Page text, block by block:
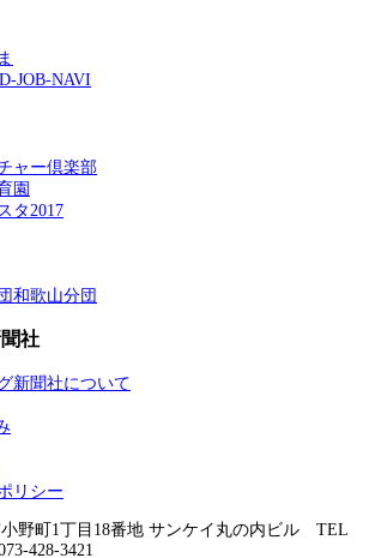
JOB-NAVI
ャー倶楽部
園
タ2017
和歌山分団
社
新聞社について
リシー
小野町1丁目18番地 サンケイ丸の内ビル TEL
428-3421